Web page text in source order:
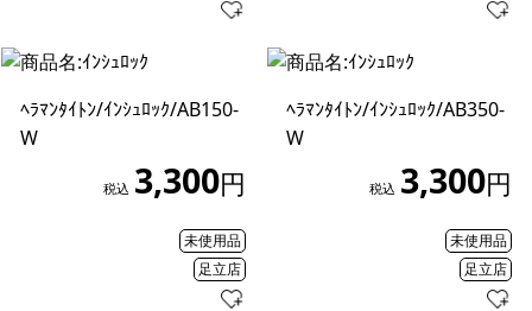
ﾍﾗﾏﾝﾀｲﾄﾝ/ｲﾝｼｭﾛｯｸ/AB150-
W
税込 3,300円
未使用品
足立店
ﾍﾗﾏﾝﾀｲﾄﾝ/ｲﾝｼｭﾛｯｸ/AB350-
W
税込 3,300円
未使用品
足立店